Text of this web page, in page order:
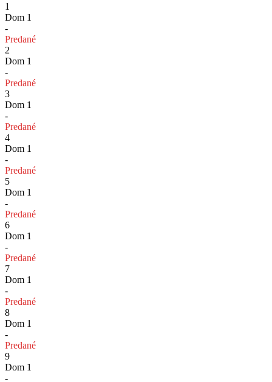
1
Dom 1
-
Predané
2
Dom 1
-
Predané
3
Dom 1
-
Predané
4
Dom 1
-
Predané
5
Dom 1
-
Predané
6
Dom 1
-
Predané
7
Dom 1
-
Predané
8
Dom 1
-
Predané
9
Dom 1
-